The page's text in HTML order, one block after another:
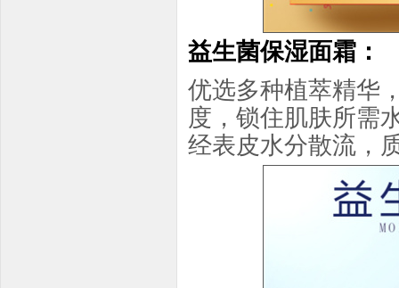
益生菌保湿面霜：
优选多种植萃精华
度，锁住肌肤所需
经表皮水分散流，